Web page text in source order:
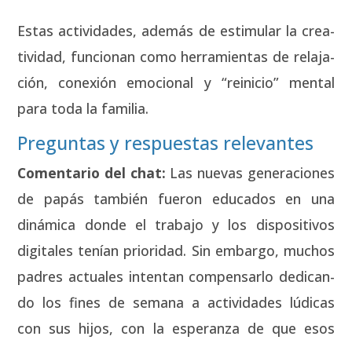
Estas acti­vi­da­des, ade­más de esti­mu­lar la crea­
ti­vi­dad, fun­cio­nan como herra­mien­tas de rela­ja­
ción, cone­xión emo­cio­nal y “reini­cio” men­tal
para toda la fami­lia.
Preguntas y respuestas relevantes
Comen­ta­rio del chat: Las nue­vas gene­ra­cio­nes
de papás tam­bién fue­ron edu­ca­dos en una
diná­mi­ca don­de el tra­ba­jo y los dis­po­si­ti­vos
digi­ta­les tenían prio­ri­dad. Sin embar­go, muchos
padres actua­les inten­tan com­pen­sar­lo dedi­can­
do los fines de sema­na a acti­vi­da­des lúdi­cas
con sus hijos, con la espe­ran­za de que esos